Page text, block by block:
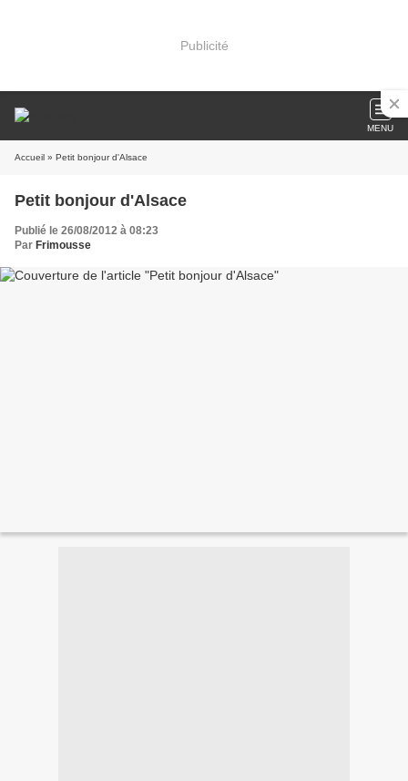
Publicité
MENU
Accueil » Petit bonjour d'Alsace
Petit bonjour d'Alsace
Publié le 26/08/2012 à 08:23
Par Frimousse